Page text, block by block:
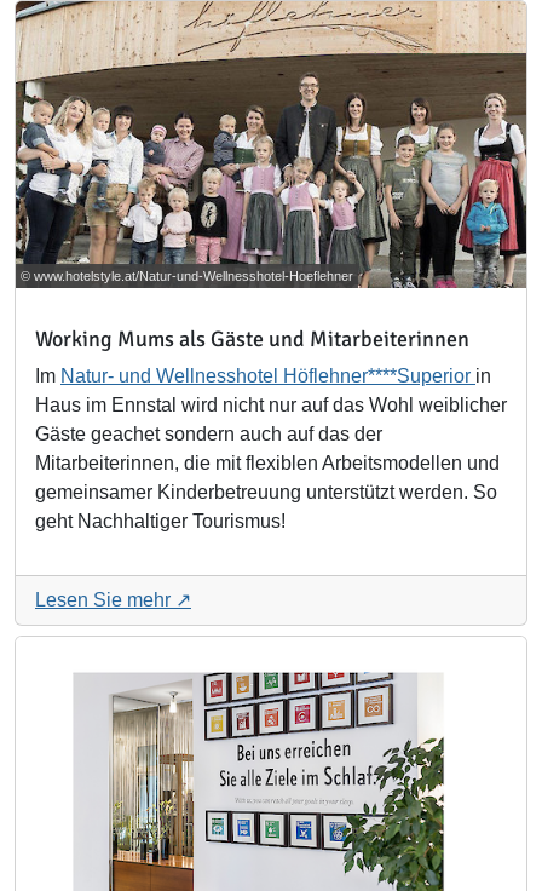
© www.hotelstyle.at/Natur-und-Wellnesshotel-Hoeflehner
Working Mums als Gäste und Mitarbeiterinnen
Im Natur- und Wellnesshotel Höflehner****Superior in
Haus im Ennstal wird nicht nur auf das Wohl weiblicher
Gäste geachet sondern auch auf das der
Mitarbeiterinnen, die mit flexiblen Arbeitsmodellen und
gemeinsamer Kinderbetreuung unterstützt werden. So
geht Nachhaltiger Tourismus!
Lesen Sie mehr